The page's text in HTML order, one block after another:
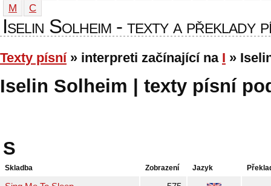
М
С
Iselin Solheim - texty a překlady
Texty písní» interpreti začínající na I »
Iselin Solheim | texty písní
S
Skladba Zobrazení Jazyk